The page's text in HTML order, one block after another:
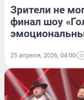
Зрители не
финал шоу
25 апреля, 2026, 04:00